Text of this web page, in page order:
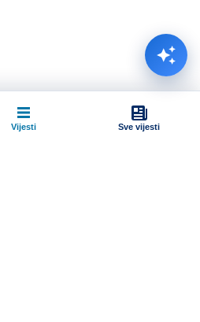
Vijesti Sve vijesti